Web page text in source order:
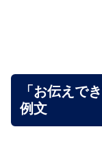
「お伝えで
例文